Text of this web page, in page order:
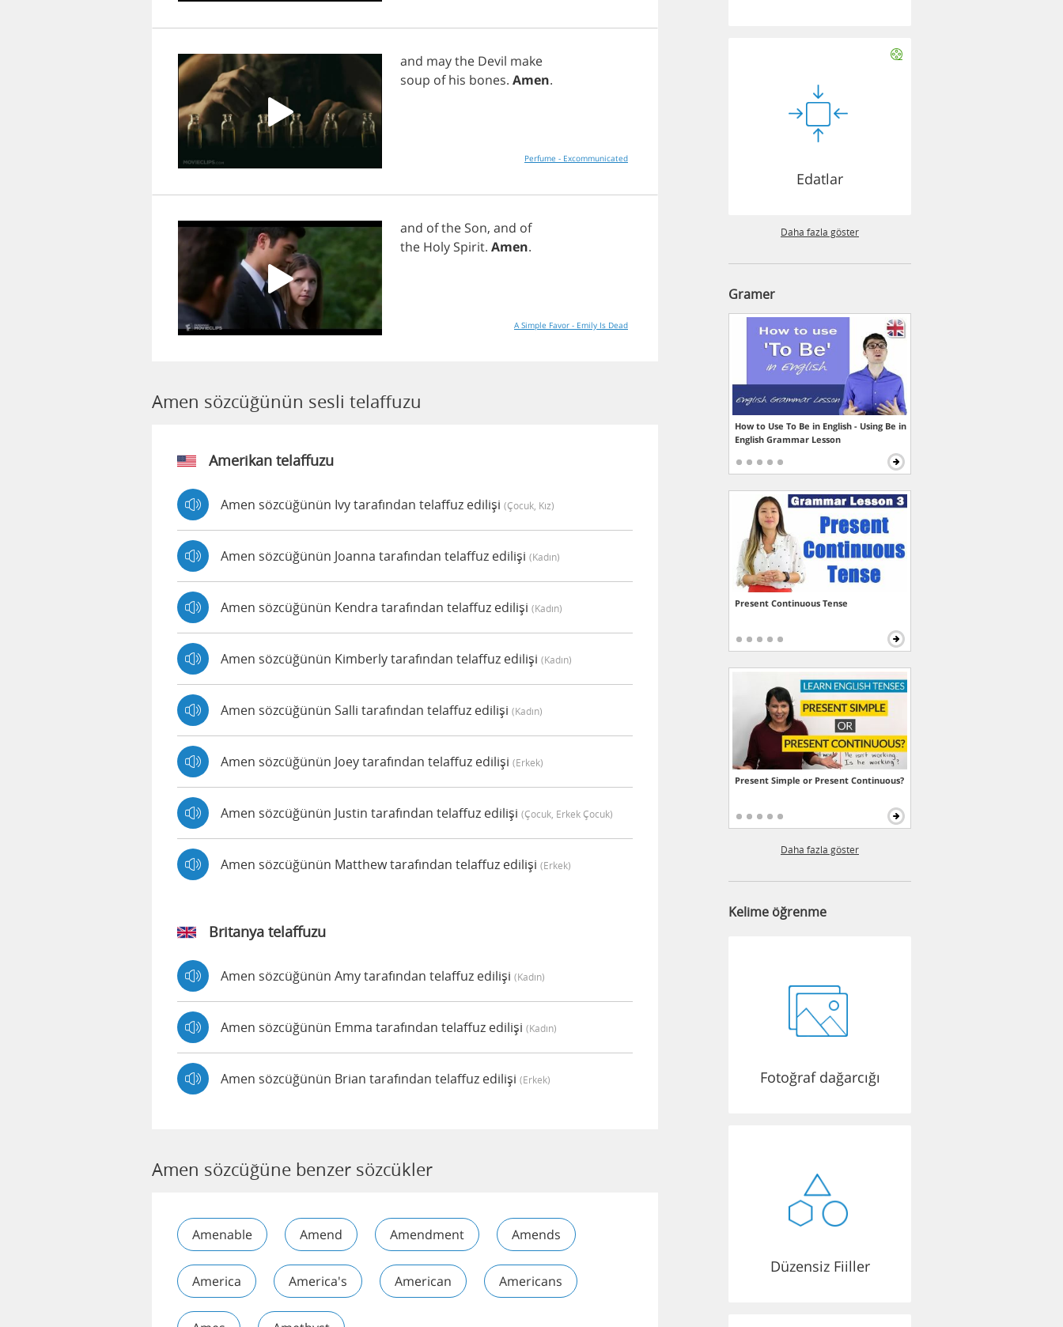
and maythe Devil make
soup of his bones. Amen.
Perfume - Excommunicated
and ofthe Son, and of
the Holy Spirit. Amen.
A Simple Favor - Emily Is Dead
Amen sözcüğünün sesli telaffuzu
Amerikan telaffuzu
Amen sözcüğünün Ivy tarafından telaffuz edilişi (çocuk, Kız)
Amen sözcüğünün Joanna tarafından telaffuz edilişi (kadın)
Amen sözcüğünün Kendra tarafından telaffuz edilişi (kadın)
Amen sözcüğünün Kimberly tarafından telaffuz edilişi (kadın)
Amen sözcüğünün Salli tarafından telaffuz edilişi (kadın)
Amen sözcüğünün Joey tarafından telaffuz edilişi (erkek)
Amen sözcüğünün Justin tarafından telaffuz edilişi (çocuk, Erkek Çocuk)
Amen sözcüğünün Matthew tarafından telaffuz edilişi (erkek)
Britanya telaffuzu
Amen sözcüğünün Amy tarafından telaffuz edilişi (kadın)
Amen sözcüğünün Emma tarafından telaffuz edilişi (kadın)
Amen sözcüğünün Brian tarafından telaffuz edilişi (erkek)
Amen sözcüğüne benzer sözcükler
Amenable Amend Amendment Amends
America America's American Americans
Edatlar
Daha fazla göster
Gramer
How to Use To Be in English - Using Be in
English Grammar Lesson
Present Continuous Tense
Present Simple or Present Continuous?
Daha fazla göster
Kelime öğrenme
Fotoğraf dağarcığı
Düzensiz Fiiller